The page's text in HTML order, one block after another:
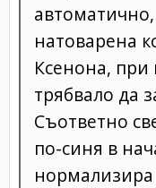
натоварена
Ксенона, при
трябвало да
Съответно
по-синя в